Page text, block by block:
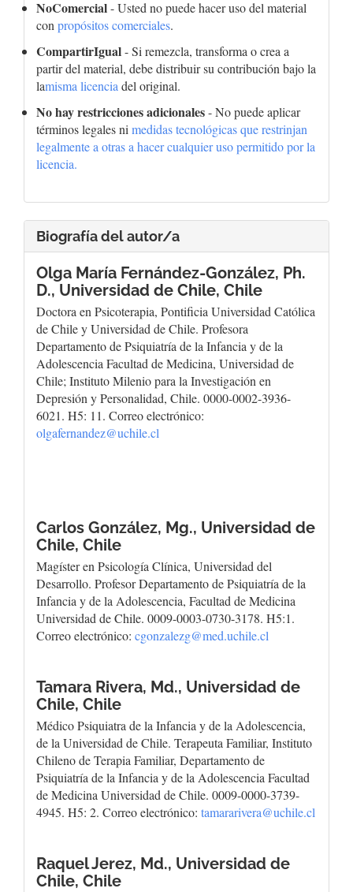
NoComercial- Usted no puede hacer uso del material
conpropósitos comerciales.
CompartirIgual- Si remezcla, transforma o crea a
partir del material, debe distribuir su contribución bajo la
lamisma licenciadel original.
No hay restricciones adicionales- No puede aplicar
términos legales nimedidas tecnológicas que restrinjan
legalmente a otras a hacer cualquier uso permitido por la
licencia.
Biografía del autor/a
Olga María Fernández-González, Ph.
D., Universidad de Chile, Chile
Doctora en Psicoterapia, Pontificia Universidad Católica
de Chile y Universidad de Chile. Profesora
Departamento de Psiquiatría de la Infancia y de la
Adolescencia Facultad de Medicina, Universidad de
Chile; Instituto Milenio para la Investigación en
Depresión y Personalidad, Chile. 0000-0002-3936-
6021. H5: 11. Correo electrónico:
olgafernandez@uchile.cl
Carlos González, Mg., Universidad de
Chile, Chile
Magíster en Psicología Clínica, Universidad del
Desarrollo. Profesor Departamento de Psiquiatría de la
Infancia y de la Adolescencia, Facultad de Medicina
Universidad de Chile. 0009-0003-0730-3178. H5:1.
Correo electrónico: cgonzalezg@med.uchile.cl
Tamara Rivera, Md., Universidad de
Chile, Chile
Médico Psiquiatra de la Infancia y de la Adolescencia,
de la Universidad de Chile. Terapeuta Familiar, Instituto
Chileno de Terapia Familiar, Departamento de
Psiquiatría de la Infancia y de la Adolescencia Facultad
de Medicina Universidad de Chile. 0009-0000-3739-
4945. H5: 2. Correo electrónico: tamararivera@uchile.cl
Raquel Jerez, Md., Universidad de
Chile, Chile